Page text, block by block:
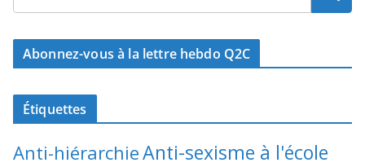
Abonnez-vous à la lettre hebdo Q2C
Étiquettes
Anti-hiérarchieAnti-sexisme à l'école